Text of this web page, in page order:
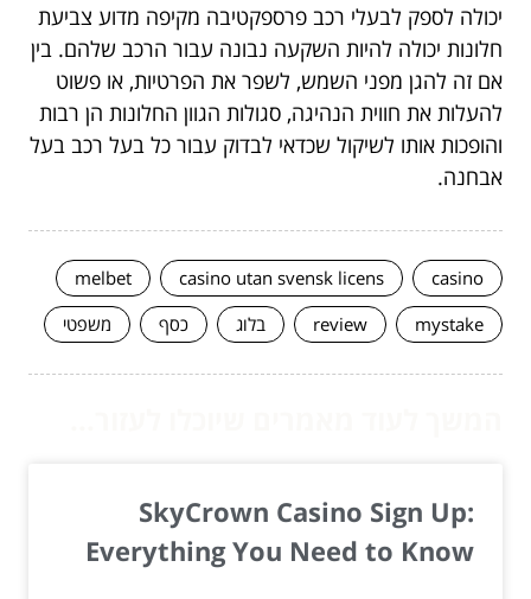
יכולה לספק לבעלי רכב פרספקטיבה מקיפה מדוע צביעת
חלונות יכולה להיות השקעה נבונה עבור הרכב שלהם. בין
אם זה להגן מפני השמש, לשפר את הפרטיות, או פשוט
להעלות את חווית הנהיגה, סגולות הגוון החלונות הן רבות
והופכות אותו לשיקול שכדאי לבדוק עבור כל בעל רכב בעל
אבחנה.
casino
casino utan svensk licens
melbet
mystake
review בלוג כסף משפטי
SkyCrown Casino Sign Up:
Everything You Need to Know